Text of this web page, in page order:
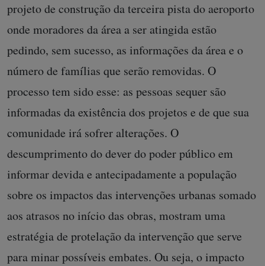
projeto de construção da terceira pista do aeroporto
onde moradores da área a ser atingida estão
pedindo, sem sucesso, as informações da área e o
número de famílias que serão removidas. O
processo tem sido esse: as pessoas sequer são
informadas da existência dos projetos e de que sua
comunidade irá sofrer alterações. O
descumprimento do dever do poder público em
informar devida e antecipadamente a população
sobre os impactos das intervenções urbanas somado
aos atrasos no início das obras, mostram uma
estratégia de protelação da intervenção que serve
para minar possíveis embates. Ou seja, o impacto